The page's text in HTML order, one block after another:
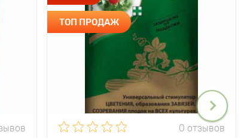
ТОП ПРОДАЖ
0 отзывов